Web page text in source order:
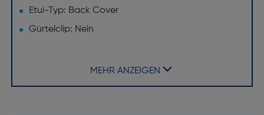
Etui-Typ: Back Cover
Gürtelclip: Nein
Markenkompatibilität: Samsung
MEHR ANZEIGEN